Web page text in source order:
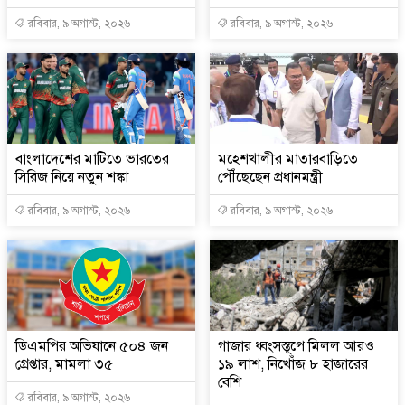
রবিবার, ৯ অগাস্ট, ২০২৬ রবিবার, ৯ অগাস্ট, ২০২৬
বাংলাদেশের মাটিতে ভারতের
সিরিজ নিয়ে নতুন শঙ্কা
রবিবার, ৯ অগাস্ট, ২০২৬
মহেশখালীর মাতারবাড়িতে
পৌঁছেছেন প্রধানমন্ত্রী
রবিবার, ৯ অগাস্ট, ২০২৬
ডিএমপির অভিযানে ৫০৪ জন
গ্রেপ্তার, মামলা ৩৫
রবিবার, ৯ অগাস্ট, ২০২৬
গাজার ধ্বংসস্তূপে মিলল আরও
১৯ লাশ, নিখোঁজ ৮ হাজারের
বেশি